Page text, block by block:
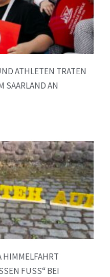
ATHLETEN TRATEN
SAARLAND AN
HIMMELFAHRT
FUSS“ BEI BA